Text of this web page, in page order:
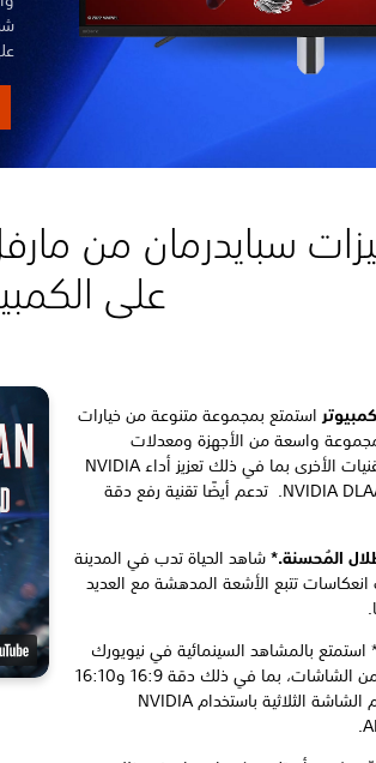
سبايدرمان من
على
استمتع بمجموعة متنوعة من خيارات
واسعة من الأجهزة ومعدلات
الإطارات المفتوحة ودعم التقنيات الأخرى بما في ذلك تعزيز أداء NVIDIA
DLSS وتحسين جودة صورة NVIDIA DLAA. تدعم أيضًا تقنية رفع دقة
المُحسنة.* شاهد الحياة تدب في المدينة
تتبع الأشعة المدهشة مع العديد
بالمشاهد السينمائية في نيويورك
من مارفل مع دعم مجموعة من الشاشات، بما في ذلك دقة 16:9 و16:10
و21:9 و32:9 و 48:9 مع دعم الشاشة الثلاثية باستخدام NVIDIA